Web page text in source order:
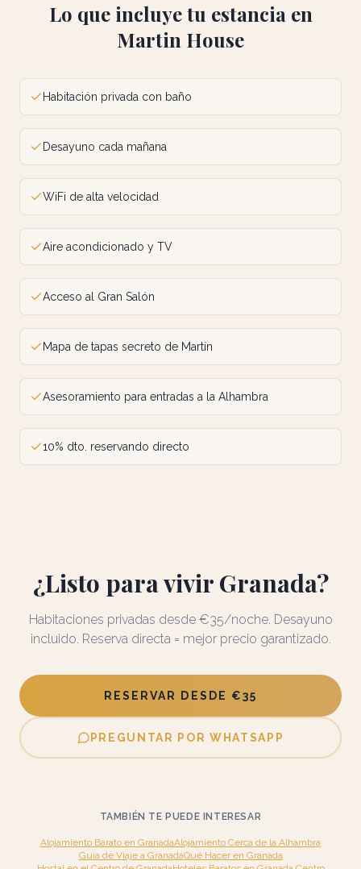
Lo que incluye tu estancia en
Martin House
Habitación privada con baño
Desayuno cada mañana
WiFi de alta velocidad
Aire acondicionado y TV
Acceso al Gran Salón
Mapa de tapas secreto de Martín
Asesoramiento para entradas a la Alhambra
10% dto. reservando directo
¿Listo para vivir Granada?
Habitaciones privadas desde €35/noche. Desayuno
incluido. Reserva directa = mejor precio garantizado.
RESERVAR DESDE €35
PREGUNTAR POR WHATSAPP
TAMBIÉN TE PUEDE INTERESAR
Alojamiento Barato en GranadaAlojamiento Cerca de la Alhambra
Guía de Viaje a GranadaQué Hacer en Granada